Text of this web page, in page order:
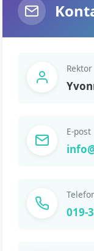
Rektor
E-post
019-